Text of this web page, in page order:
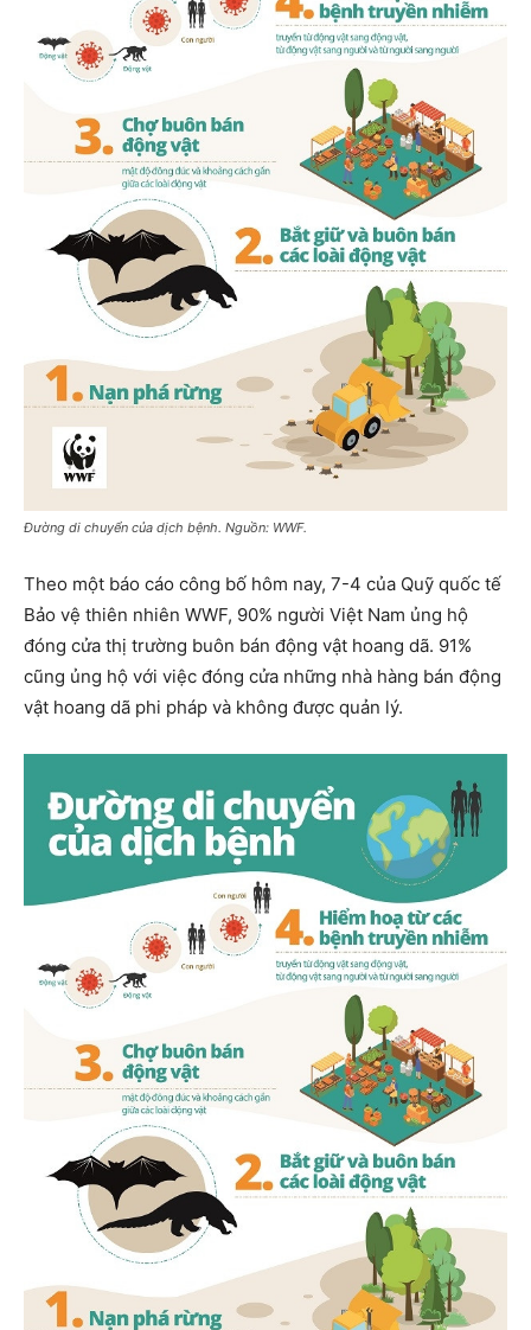
Đường di chuyển của dịch bệnh. Nguồn: WWF.
Theo một báo cáo công bố hôm nay, 7-4 của Quỹ quốc tế
Bảo vệ thiên nhiên WWF, 90% người Việt Nam ủng hộ
đóng cửa thị trường buôn bán động vật hoang dã. 91%
cũng ủng hộ với việc đóng cửa những nhà hàng bán động
vật hoang dã phi pháp và không được quản lý.